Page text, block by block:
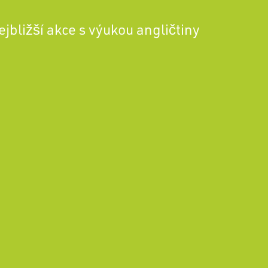
akce s výukou angličtiny